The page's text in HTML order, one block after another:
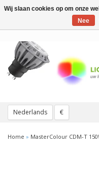
Nederlands €
Toggle
Home » MasterColour CDM-T
Wij slaan cookies op om onze
Nee